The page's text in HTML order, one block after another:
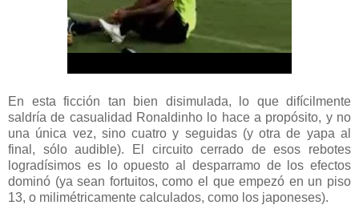
En esta ficción tan bien disimulada, lo que difícilmente
saldría de casualidad Ronaldinho lo hace a propósito, y no
una única vez, sino cuatro y seguidas (y otra de yapa al
final, sólo audible). El circuito cerrado de esos rebotes
logradísimos es lo opuesto al desparramo de los efectos
dominó (ya sean fortuitos, como el que empezó en un piso
13, o milimétricamente calculados, como los japoneses).